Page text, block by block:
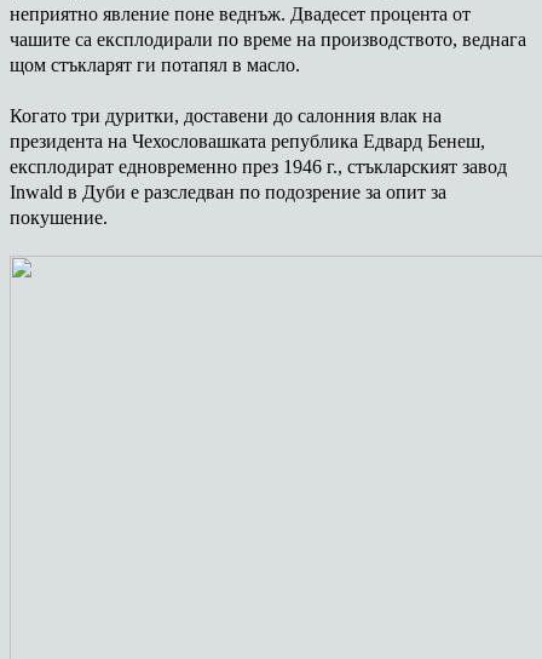
неприятно явление поне веднъж. Двадесет процента от
чашите са експлодирали по време на производството, веднага
щом стъкларят ги потапял в масло.
Когато три дуритки, доставени до салонния влак на
президента на Чехословашката република Едвард Бенеш,
експлодират едновременно през 1946 г., стъкларският завод
Inwald в Дуби е разследван по подозрение за опит за
покушение.